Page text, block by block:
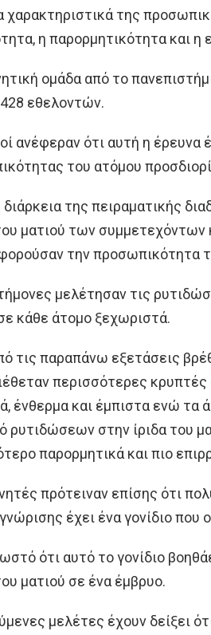
χαρακτηριστικά της
η παρορμητικότητα και η
ομάδα από το
εθελοντών.
ανέφεραν ότι αυτή η έρευνα
του ατόμου
της πειραματικής
ματιού των
την προσωπικότητα
μελέτησαν τις
κάθε άτομο ξεχωριστά.
τις παραπάνω εξετάσεις
περισσότερες
ένθερμα και έμπιστα ενώ τα
ρυτιδώσεων στην ίριδα του
παρορμητικά και πιο
πρότειναν επίσης ότι
έχει ένα γονίδιο που
ότι αυτό το γονίδιο
ματιού σε ένα έμβρυο.
μελέτες έχουν δείξει